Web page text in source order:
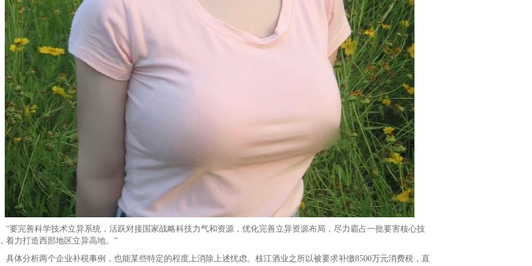
完善科学技术立异系统，活跃对接国家战略科技力气和资源，优化完善立异资源布局，尽力霸占一批要害核心技
着力打造西部地区立异高地。”
体分析两个企业补税事例，也能某些特定的程度上消除上述忧虑。枝江酒业之所以被要求补缴8500万元消费税，直